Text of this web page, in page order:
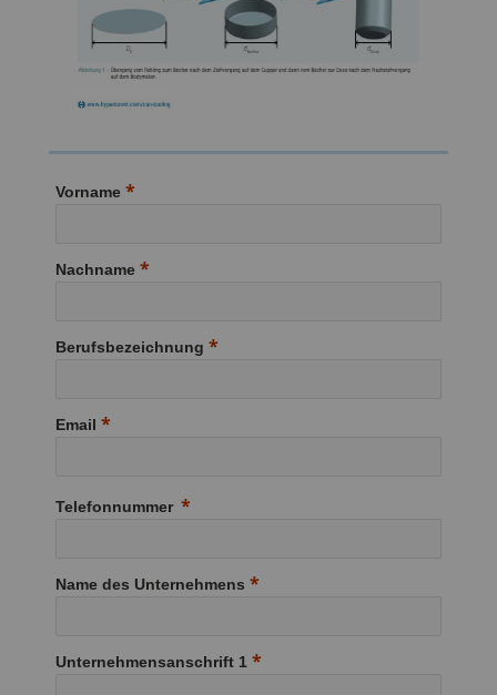
Vorname
Nachname
Berufsbezeichnung
Email
Telefonnummer
Name des Unternehmens
Unternehmensanschrift 1